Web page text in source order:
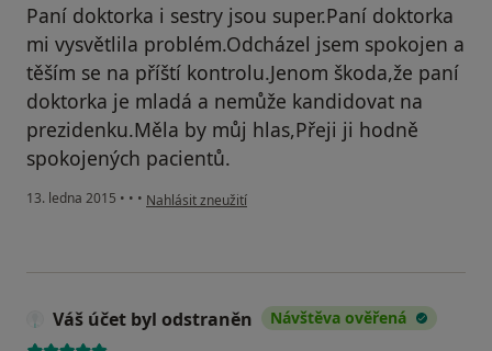
Paní doktorka i sestry jsou super.Paní doktorka
mi vysvětlila problém.Odcházel jsem spokojen a
těším se na příští kontrolu.Jenom škoda,že paní
doktorka je mladá a nemůže kandidovat na
prezidenku.Měla by můj hlas,Přeji ji hodně
spokojených pacientů.
13. ledna 2015 • • • podle názoru uživatele Aleš Szabo
Nahlásit zneužití
Váš účet byl odstraněn Návštěva ověřená